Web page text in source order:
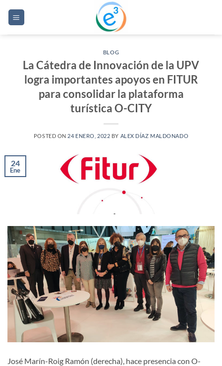
BLOG
La Cátedra de Innovación de la UPV
logra importantes apoyos en FITUR
para consolidar la plataforma
turística O-CITY
POSTED ON 24 ENERO, 2022 BY ALEX DÍAZ MALDONADO
24
Ene
José Marín-Roig Ramón (derecha), hace presencia con O-